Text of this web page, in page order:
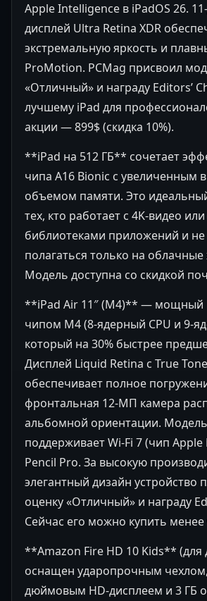
Apple Intelligence в iPadOS 26.
дисплей Ultra Retina XDR
экстремальную яркость и
ProMotion. PCMag присвоил
«Отличный» и награду Editors’
лучшему iPad для
акции — 899$ (скидка 10%).
**iPad на 512 ГБ** сочетает
чипа A16 Bionic с увеличенным
объемом памяти. Это
тех, кто работает с 4K-видео
библиотеками приложений и не
полагаться только на
Модель доступна со скидкой
**iPad Air 11″ (M4)** — мощный
чипом M4 (8-ядерный CPU и 9-
который на 30% быстрее
Дисплей Liquid Retina с True
обеспечивает полное
фронтальная 12-МП камера
альбомной ориентации. Модель
поддерживает Wi-Fi 7 (чип Apple
Pencil Pro. За высокую
элегантный дизайн устройство
оценку «Отличный» и награду
Сейчас его можно купить менее
**Amazon Fire HD 10 Kids** (для
оснащен ударопрочным
дюймовым HD-дисплеем и 3 ГБ